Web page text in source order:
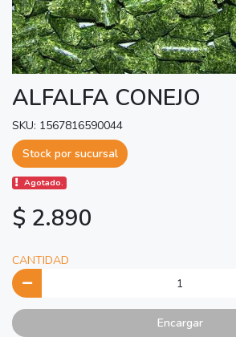
ALFALFA CONEJO
SKU: 1567816590044
Stock por sucursal
Agotado.
$ 2.890
CANTIDAD
Encargar